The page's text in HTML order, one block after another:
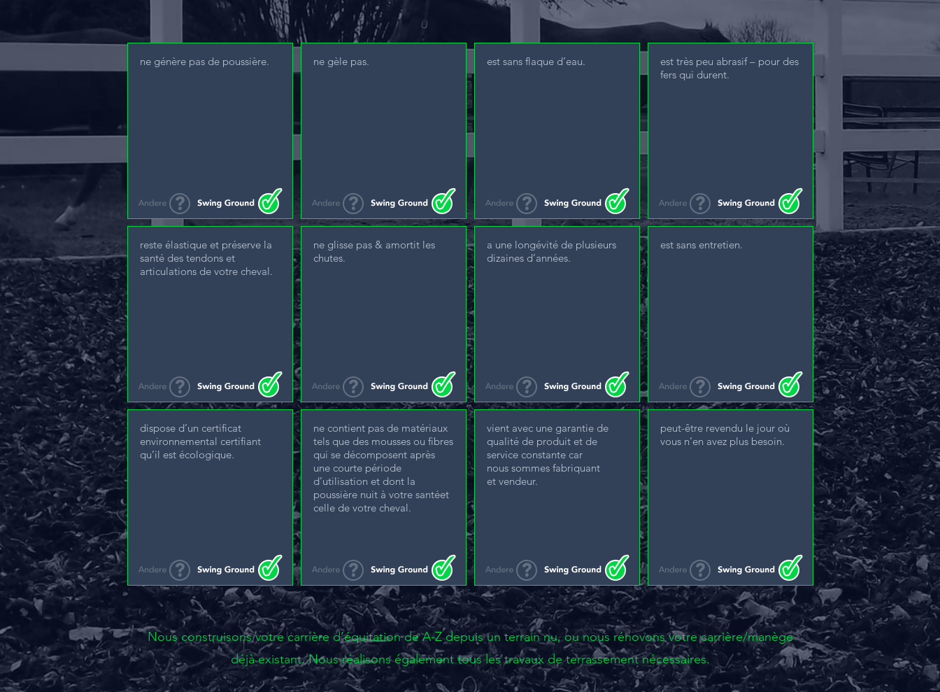
ne génère pas de poussière.
reste élastique et préserve la
santé des tendons et
articulations de votre cheval.
dispose d’un certificat
environnemental certifiant
qu’il est écologique.
ne gèle pas.
ne glisse pas & amortit les
chutes.
ne contient pas de matériaux
tels que des mousses ou fibres
qui se décomposent après
une courte période
d’utilisation et dont la
poussière nuit à votre santéet
celle de votre cheval.
est sans flaque d’eau.
a une longévité de plusieurs
dizaines d’années.
vient avec une garantie de
qualité de produit et de
service constante car
nous sommes fabriquant
et vendeur.
est très peu abrasif – pour des
fers qui durent.
est sans entretien.
peut-être revendu le jour où
vous n’en avez plus besoin.
Nous construisons votre carrière d’équitation de A-Z depuis un terrain nu, ou nous rénovons votre carrière/manège
déjà existant. Nous réalisons également tous les travaux de terrassement nécessaires.